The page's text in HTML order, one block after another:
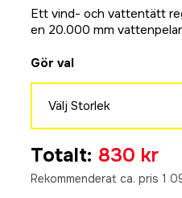
Ett vind- och vattentätt
en 20.000 mm
Gör val
Välj Storlek
830 kr
Totalt: 830 kr
Rekommenderat ca. pris 1